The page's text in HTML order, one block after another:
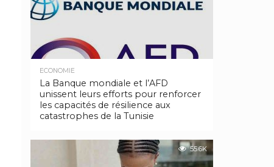
ECONOMIE
La Banque mondiale et l’AFD
unissent leurs efforts pour renforcer
les capacités de résilience aux
catastrophes de la Tunisie
55.6K